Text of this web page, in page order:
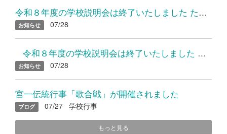
令和８年度の学校説明会は終了いたしました たくさんのご参加あり...
お知らせ 07/28
令和８年度の学校説明会は終了いたしました たくさんのご参加...
お知らせ 07/28
宮一伝統行事「歌合戦」が開催されました
ブログ 07/27 学校行事
もっと見る